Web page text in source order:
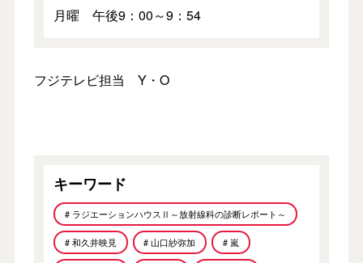
月曜 午後9：00～9：54
フジテレビ担当 Y・O
キーワード
# ラジエーションハウスⅡ～放射線科の診断レポート～
# 和久井映見 # 山口紗弥加 # 嵐